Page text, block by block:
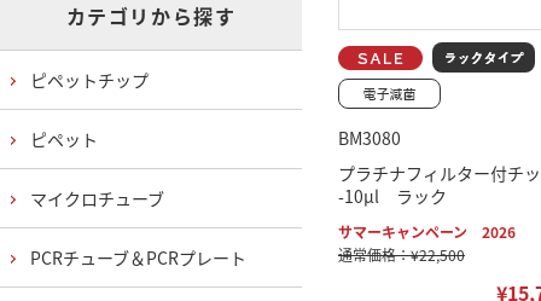
BM3080
プラチナフィルター付チ
-10μl ラック
サマーキャンペーン 2026
通常価格：¥22,500
カテゴリから探す
ピペットチップ
ピペット
マイクロチューブ
PCRチューブ＆PCRプレート